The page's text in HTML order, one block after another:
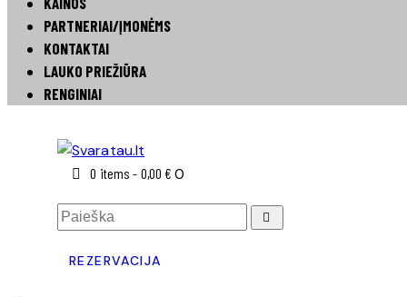
PARTNERIAI/ĮMONĖMS
KONTAKTAI
LAUKO PRIEŽIŪRA
RENGINIAI
0 items - 0,00 € 0
REZERVACIJA